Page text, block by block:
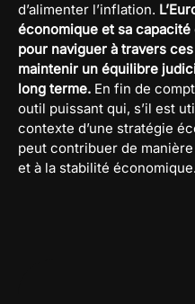
d’alimenter l’inflation.
économique et sa capacité
pour naviguer à travers
maintenir un équilibre
long terme. En fin de
outil puissant qui, s’il est
contexte d’une stratégie
peut contribuer de
et à la stabilité économique.